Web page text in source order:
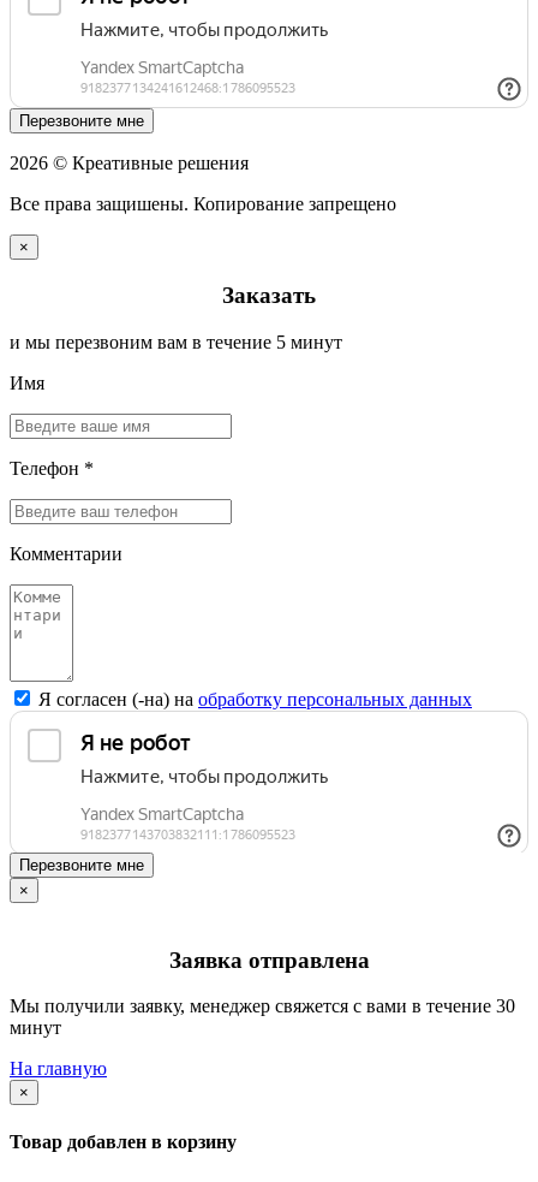
Перезвоните мне
2026 © Креативные решения
Все права защишены. Копирование запрещено
×
Заказать
и мы перезвоним вам в течение 5 минут
Имя
Телефон *
Комментарии
Я согласен (-на) на обработку персональных данных
Перезвоните мне
×
Заявка отправлена
Мы получили заявку, менеджер свяжется с вами в течение 30
минут
На главную
×
Товар добавлен в корзину